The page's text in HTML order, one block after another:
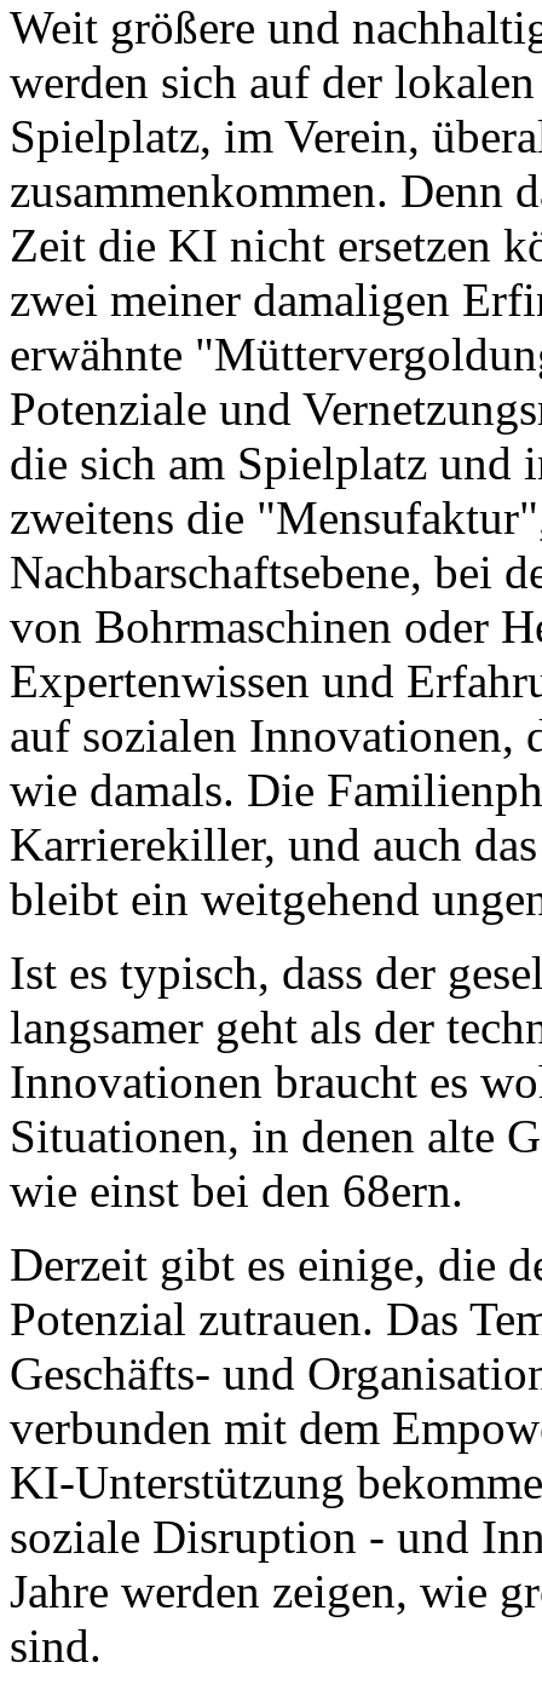
Weit größere und
werden sich auf der
Spielplatz, im Verein,
zusammenkommen. Denn
Zeit die KI nicht ersetzen
zwei meiner damaligen
erwähnte
Potenziale und
die sich am Spielplatz und
zweitens die
Nachbarschaftsebene, bei
von Bohrmaschinen oder
Expertenwissen und
auf sozialen Innovationen,
wie damals. Die
Karrierekiller, und auch
bleibt ein weitgehend
Ist es typisch, dass der
langsamer geht als der
Innovationen braucht es
Situationen, in denen alte
wie einst bei den 68ern.
Derzeit gibt es einige, die
Potenzial zutrauen. Das
Geschäfts- und
verbunden mit dem
KI-Unterstützung
soziale Disruption - und
Jahre werden zeigen, wie
sind.